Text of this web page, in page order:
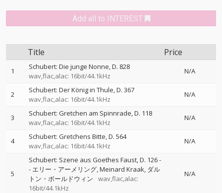
Add all to INTEREST
Title Price
1
Schubert: Die junge Nonne, D. 828
wav,flac,alac: 16bit/44.1kHz
N/A
2
Schubert: Der König in Thule, D. 367
wav,flac,alac: 16bit/44.1kHz
N/A
3
Schubert: Gretchen am Spinnrade, D. 118
wav,flac,alac: 16bit/44.1kHz
N/A
4
Schubert: Gretchens Bitte, D. 564
wav,flac,alac: 16bit/44.1kHz
N/A
5
Schubert: Szene aus Goethes Faust, D. 126-
- エリー・アーメリング Meinard Kraak ダル
トン・ボールドウィン
wav,flac,alac:
16bit/44.1kHz
N/A